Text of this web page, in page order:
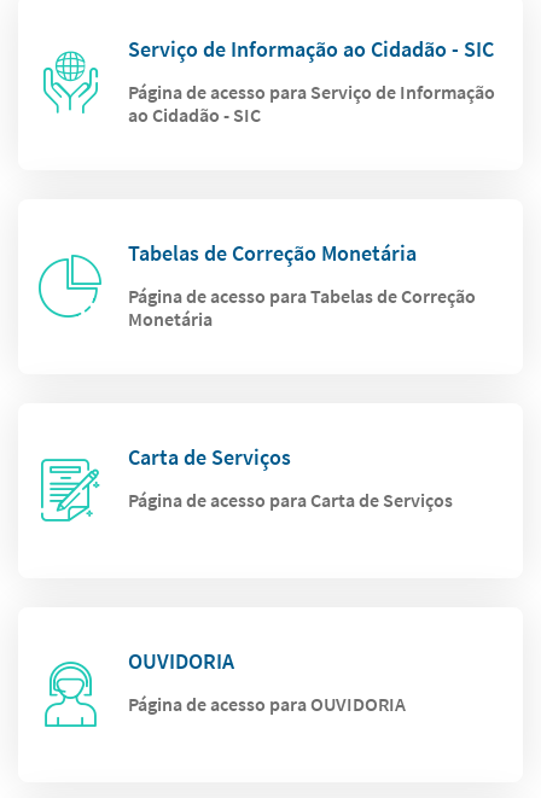
Serviço de Informação ao Cidadão - SIC
Página de acesso para Serviço de Informação
ao Cidadão - SIC
Tabelas de Correção Monetária
Página de acesso para Tabelas de Correção
Monetária
Carta de Serviços
Página de acesso para Carta de Serviços
OUVIDORIA
Página de acesso para OUVIDORIA